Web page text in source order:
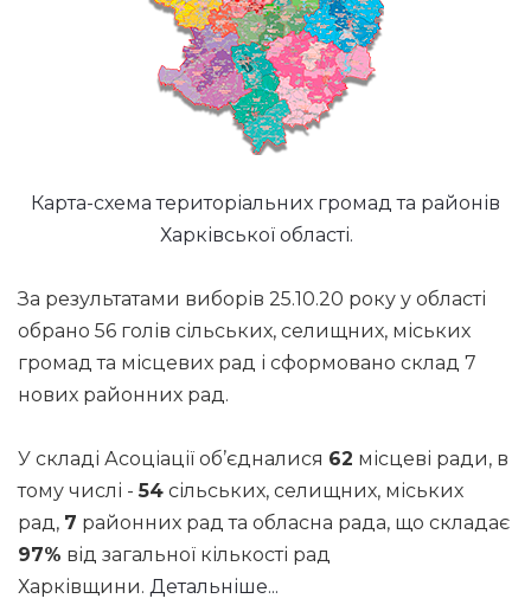
Карта-схема територіальних громад та районів
Харківської області.
За результатами виборів 25.10.20 року у області
обрано 56 голів сільських, селищних, міських
громад та місцевих рад і сформовано склад 7
нових районних рад.
У складі Асоціації об’єдналися 62 місцеві ради, в
тому числі -54 сільських, селищних, міських
рад, 7 районних рад та обласна рада, що складає
97% від загальної кількості рад
Харківщини. Детальніше...